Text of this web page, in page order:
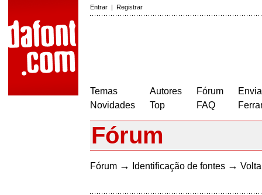
Entrar | Registrar
Temas
Novidades
Autores
Top
Fórum
FAQ
Fórum
Fórum → Identificação de fontes →